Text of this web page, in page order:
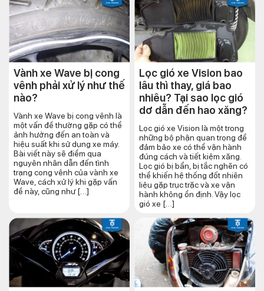
Vành xe Wave bị cong
vênh phải xử lý như thế
nào?
Vành xe Wave bị cong vênh là
một vấn đề thường gặp có thể
ảnh hưởng đến an toàn và
hiệu suất khi sử dụng xe máy.
Bài viết này sẽ điểm qua
nguyên nhân dẫn đến tình
trạng cong vênh của vành xe
Wave, cách xử lý khi gặp vấn
đề này, cũng như […]
Lọc gió xe Vision bao
lâu thì thay, giá bao
nhiêu? Tại sao lọc gió
dơ dẫn đến hao xăng?
Lọc gió xe Vision là một trong
những bộ phận quan trọng để
đảm bảo xe có thể vận hành
đúng cách và tiết kiệm xăng.
Lọc gió bị bẩn, bị tắc nghẽn có
thể khiến hệ thống đốt nhiên
liệu gặp trục trặc và xe vận
hành không ổn định. Vậy lọc
gió xe […]